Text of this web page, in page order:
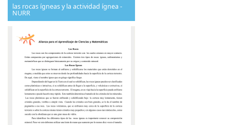
las rocas ígneas y la actividad ígnea -
NURR